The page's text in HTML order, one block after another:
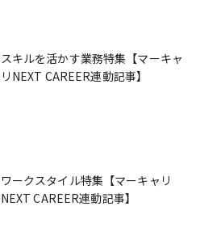
スキルを活かす業務特集【マーキャ
リNEXT CAREER連動記事】
ワークスタイル特集【マーキャリ
NEXT CAREER連動記事】